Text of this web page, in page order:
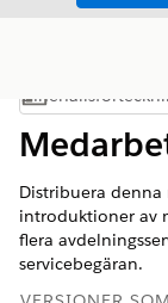
Visa
Distribuera
introduktioner av
flera
servicebegäran.